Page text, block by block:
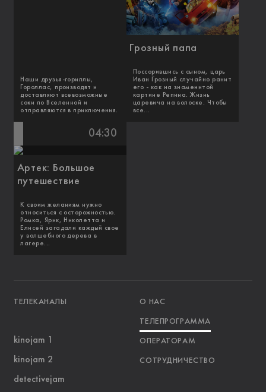
Наши друзья-гориллы,
Гороллас, производят и
доставляют всевозможные
соки по Вселенной и
отправляются в приключения.
Грозный папа
Поссорившись с сыном, царь
Иван Грозный случайно ранит
его - как на знаменитой
картине Репина. Жизнь
царевича на волоске. Чтобы
все...
04:30
Артек: Большое
путешествие
К своим желаниям нужно
относиться с осторожностью.
Ромка, Ярик, Николетта и
Елисей загадали каждый свое
у волшебного дерева в
лагере...
ТЕЛЕКАНАЛЫ О НАС
ТЕЛЕПРОГРАММА
ОПЕРАТОРАМ
СОТРУДНИЧЕСТВО
kinojam 1
kinojam 2
detectivejam